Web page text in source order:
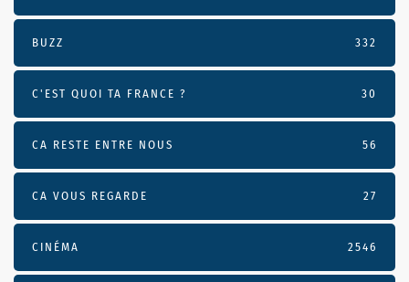
BUZZ 332
C'EST QUOI TA FRANCE ? 30
CA RESTE ENTRE NOUS 56
CA VOUS REGARDE 27
CINÉMA 2546